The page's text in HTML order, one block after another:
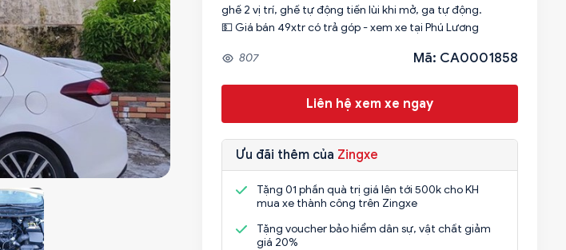
ghế 2 vị trí, ghế tự động tiến lùi khi mở, ga tự động.
807 Mã: CA0001858
Liên hệ xem xe ngay
Ưu đãi thêm của Zingxe
Tặng 01 phần quà trị giá lên tới 500k cho KH
mua xe thành công trên Zingxe
Tặng voucher bảo hiểm dân sự, vật chất giảm
giá 20%